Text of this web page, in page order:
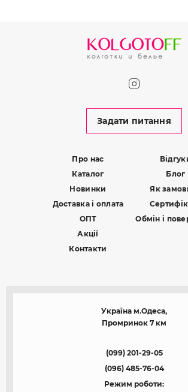
Задати питання
Про нас
Каталог
Новинки
Доставка і оплата
ОПТ
Акції
Контакти
Блог
Як
Обмін і
Україна м.Одеса,
Промринок 7 км
(099) 201-29-05
(096) 485-76-04
Режим роботи: